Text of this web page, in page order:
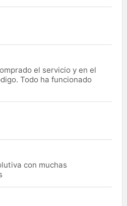
el servicio y en el
Todo ha funcionado
con muchas